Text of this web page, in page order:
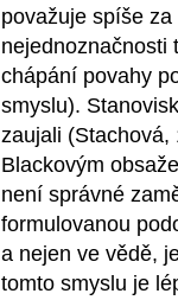
považuje spíše
nejednoznačnosti
chápání povahy
smyslu).
zaujali (Stachová,
Blackovým
není správné
formulovanou
a nejen ve vědě,
tomto smyslu je